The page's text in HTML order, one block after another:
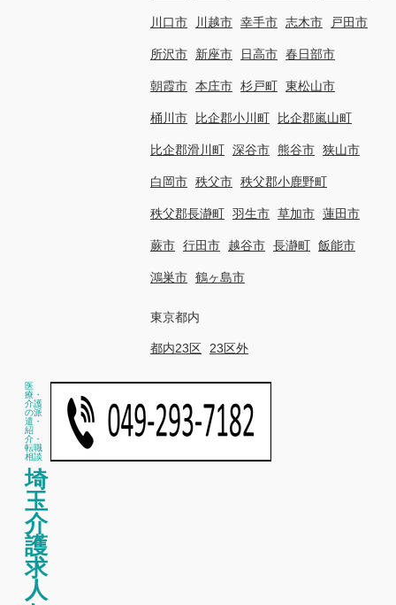
川口市 川越市 幸手市 志木市 戸田市
所沢市 新座市 日高市 春日部市
朝霞市 本庄市 杉戸町 東松山市
桶川市 比企郡小川町 比企郡嵐山町
比企郡滑川町 深谷市 熊谷市 狭山市
白岡市 秩父市 秩父郡小鹿野町
秩父郡長瀞町 羽生市 草加市 蓮田市
蕨市 行田市 越谷市 長瀞町 飯能市
鴻巣市 鶴ヶ島市
東京都内
都内23区 23区外
医
療・
介護
の派
遣・
紹
介・
転職
相談
埼
玉
介
護
求
人